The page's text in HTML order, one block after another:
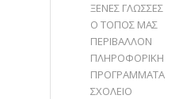
ΞΕΝΕΣ ΓΛΩΣΣΕΣ
Ο ΤΟΠΟΣ ΜΑΣ
ΠΕΡΙΒΑΛΛΟΝ
ΠΛΗΡΟΦΟΡΙΚΗ
ΠΡΟΓΡΑΜΜΑΤΑ
ΣΧΟΛΕΙΟ